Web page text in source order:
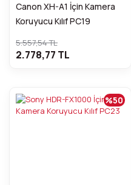
Canon XH-A1 İçin Kamera
Koruyucu Kılıf PC19
5.557,54 TL
2.778,77 TL
%50